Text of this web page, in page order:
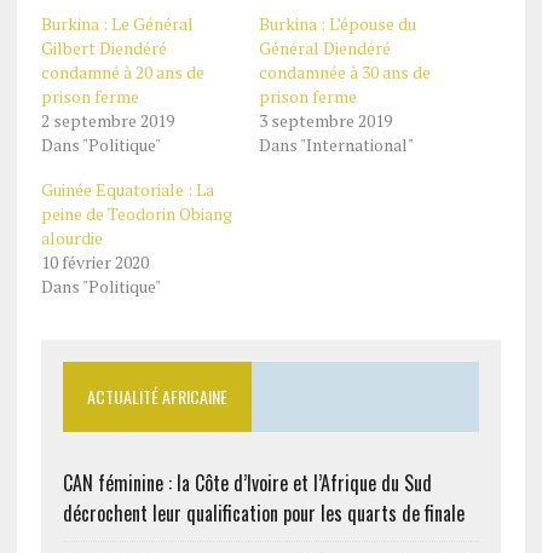
Burkina : Le Général
Gilbert Diendéré
condamné à 20 ans de
prison ferme
2 septembre 2019
Dans "Politique"
Burkina : L’épouse du
Général Diendéré
condamnée à 30 ans de
prison ferme
3 septembre 2019
Dans "International"
Guinée Equatoriale : La
peine de Teodorin Obiang
alourdie
10 février 2020
Dans "Politique"
ACTUALITÉ AFRICAINE
CAN féminine : la Côte d’Ivoire et l’Afrique du Sud
décrochent leur qualification pour les quarts de finale